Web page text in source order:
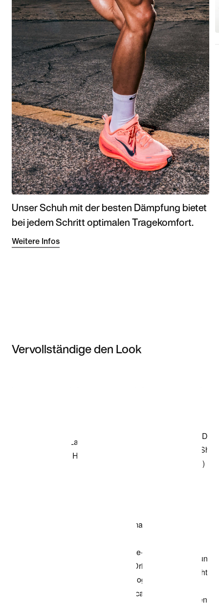
Unser Schuh mit der besten Dämpfung bietet
bei jedem Schritt optimalen Tragekomfort.
Weitere Infos
Vervollständige den Look